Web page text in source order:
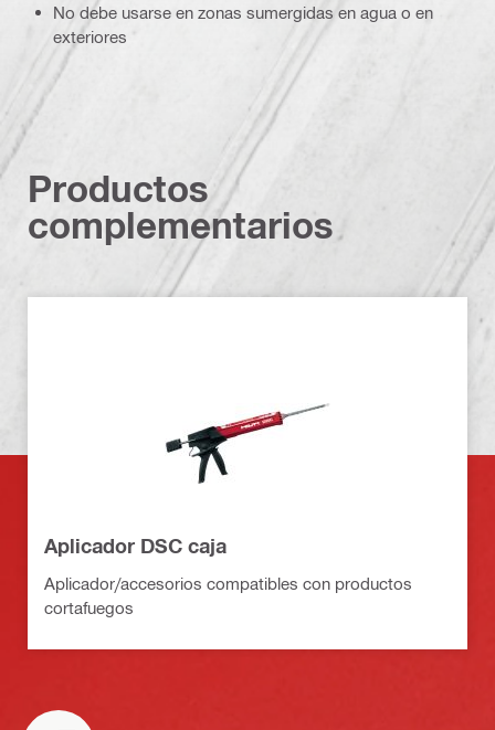
No debe usarse en zonas sumergidas en agua o en
exteriores
Productos
complementarios
Aplicador DSC caja
Aplicador/accesorios compatibles con productos
cortafuegos